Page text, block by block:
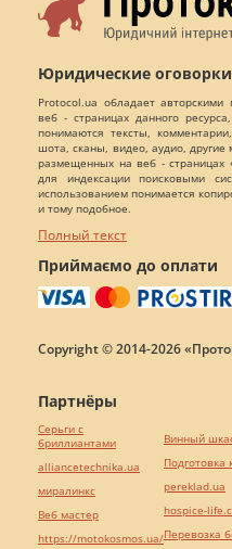
Юридические оговорки
Protocol.ua обладает
веб - страницах данного
понимаются тексты,
шота, сканы, видео, аудио,
размещенных на веб - страницах
для индексации поисковыми
использованием понимается
и тому подобное.
Полный текст
Приймаємо до оплати
Copyright © 2014-2026
Партнёры
Серьги с
бриллиантами
alliancetechnika.ua
миралинкс
Веб мастер
https://motokosmos.ua/
Винный
pereklad.ua
hospice-
Перевозка